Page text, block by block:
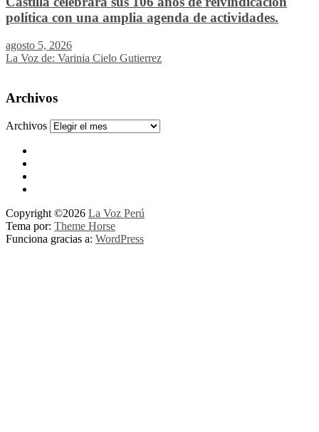
política con una amplia agenda de actividades.
agosto 5, 2026
La Voz de: Varinia Cielo Gutierrez
Archivos
Archivos
Copyright ©2026 La Voz Perú
Tema por: Theme Horse
Funciona gracias a: WordPress